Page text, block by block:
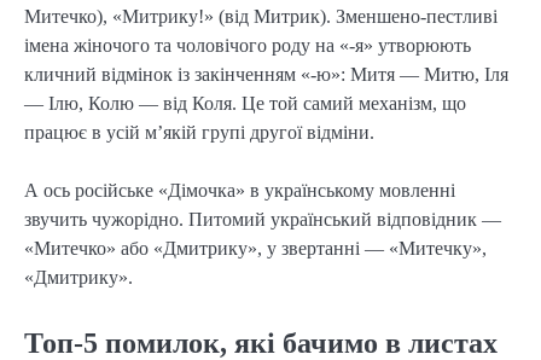
Митечко), «Митрику!» (від Митрик). Зменшено-пестливі
імена жіночого та чоловічого роду на «-я» утворюють
кличний відмінок із закінченням «-ю»: Митя — Митю, Іля
— Ілю, Колю — від Коля. Це той самий механізм, що
працює в усій м’якій групі другої відміни.
А ось російське «Дімочка» в українському мовленні
звучить чужорідно. Питомий український відповідник —
«Митечко» або «Дмитрику», у звертанні — «Митечку»,
«Дмитрику».
Топ-5 помилок, які бачимо в листах